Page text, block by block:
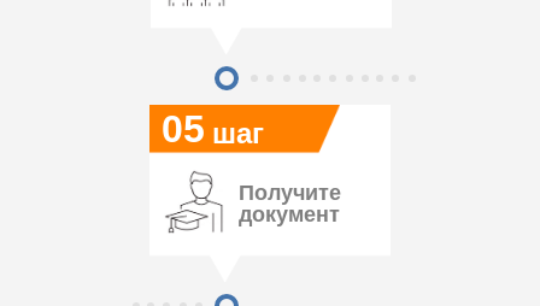
05 шаг
Получите
документ